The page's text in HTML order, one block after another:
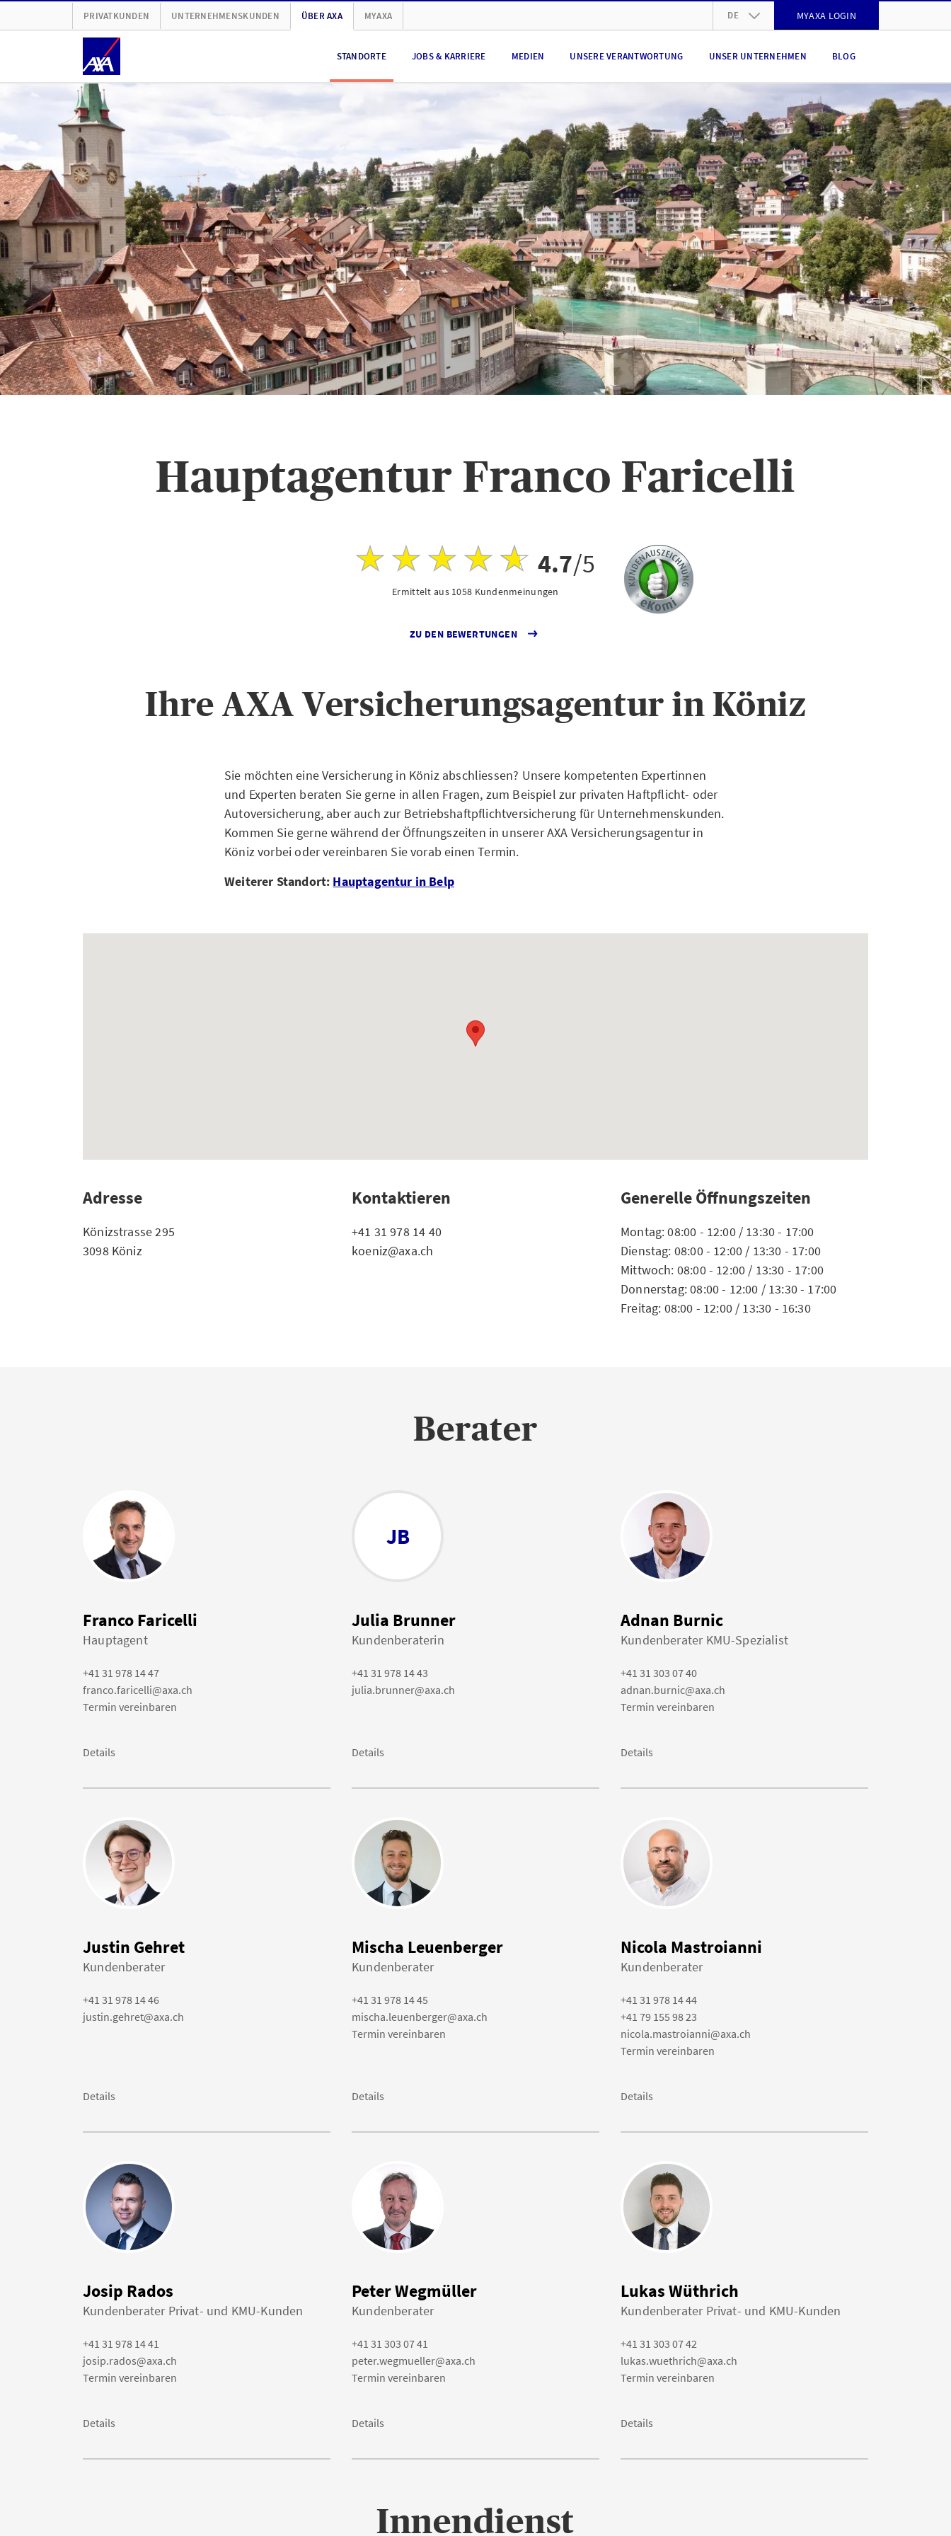
PRIVATKUNDEN UNTERNEHMENSKUNDEN ÜBER AXA MYAXA DE
EN
MYAXA LOGIN
STANDORTE JOBS & KARRIERE MEDIEN UNSERE VERANTWORTUNG UNSER UNTERNEHMEN BLOG
Hauptagentur Franco Faricelli
4.7/5
Ermittelt aus 1058 Kundenmeinungen
ZU DEN BEWERTUNGEN
Ihre AXA Versicherungsagentur in Köniz
Sie möchten eine Versicherung in Köniz abschliessen? Unsere kompetenten Expertinnen
und Experten beraten Sie gerne in allen Fragen, zum Beispiel zur privaten Haftpflicht- oder
Autoversicherung, aber auch zur Betriebshaftpflichtversicherung für Unternehmenskunden.
Kommen Sie gerne während der Öffnungszeiten in unserer AXA Versicherungsagentur in
Köniz vorbei oder vereinbaren Sie vorab einen Termin.
Weiterer Standort: Hauptagentur in Belp
Adresse
Könizstrasse 295
3098 Köniz
Kontaktieren
+41 31 978 14 40
koeniz@axa.ch
Generelle Öffnungszeiten
Montag: 08:00 - 12:00 / 13:30 - 17:00
Dienstag: 08:00 - 12:00 / 13:30 - 17:00
Mittwoch: 08:00 - 12:00 / 13:30 - 17:00
Donnerstag: 08:00 - 12:00 / 13:30 - 17:00
Freitag: 08:00 - 12:00 / 13:30 - 16:30
Berater
Franco Faricelli
Hauptagent
+41 31 978 14 47
franco.faricelli@axa.ch
Termin vereinbaren
Details
JB
Julia Brunner
Kundenberaterin
+41 31 978 14 43
julia.brunner@axa.ch
Details
Adnan Burnic
Kundenberater KMU-Spezialist
+41 31 303 07 40
adnan.burnic@axa.ch
Termin vereinbaren
Details
Justin Gehret
Kundenberater
+41 31 978 14 46
justin.gehret@axa.ch
Details
Mischa Leuenberger
Kundenberater
+41 31 978 14 45
mischa.leuenberger@axa.ch
Termin vereinbaren
Details
Nicola Mastroianni
Kundenberater
+41 31 978 14 44
+41 79 155 98 23
nicola.mastroianni@axa.ch
Termin vereinbaren
Details
Josip Rados
Kundenberater Privat- und KMU-Kunden
+41 31 978 14 41
josip.rados@axa.ch
Termin vereinbaren
Details
Peter Wegmüller
Kundenberater
+41 31 303 07 41
peter.wegmueller@axa.ch
Termin vereinbaren
Details
Lukas Wüthrich
Kundenberater Privat- und KMU-Kunden
+41 31 303 07 42
lukas.wuethrich@axa.ch
Termin vereinbaren
Details
Innendienst